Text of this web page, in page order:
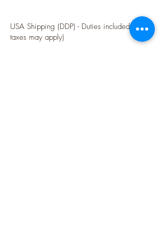
USA Shipping (DDP) - Duties included (Local
taxes may apply)